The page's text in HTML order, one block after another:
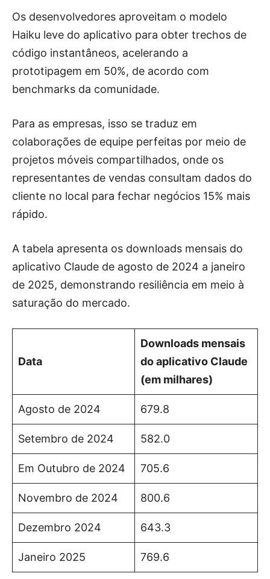
Os desenvolvedores aproveitam o modelo
Haiku leve do aplicativo para obter trechos de
código instantâneos, acelerando a
prototipagem em 50%, de acordo com
benchmarks da comunidade.
Para as empresas, isso se traduz em
colaborações de equipe perfeitas por meio de
projetos móveis compartilhados, onde os
representantes de vendas consultam dados do
cliente no local para fechar negócios 15% mais
rápido.
A tabela apresenta os downloads mensais do
aplicativo Claude de agosto de 2024 a janeiro
de 2025, demonstrando resiliência em meio à
saturação do mercado.
Data
Downloads mensais
do aplicativo Claude
(em milhares)
Agosto de 2024 679.8
Setembro de 2024 582.0
Em Outubro de 2024 705.6
Novembro de 2024 800.6
Dezembro 2024 643.3
Janeiro 2025 769.6